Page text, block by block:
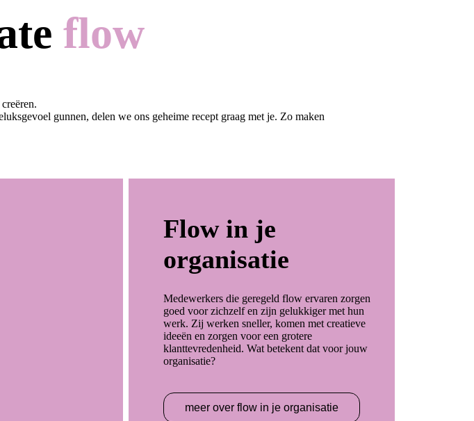
flow
gunnen, delen we ons geheime recept graag met je. Zo maken
Flow in je
organisatie
Medewerkers die geregeld flow ervaren zorgen
goed voor zichzelf en zijn gelukkiger met hun
werk. Zij werken sneller, komen met creatieve
ideeën en zorgen voor een grotere
klanttevredenheid. Wat betekent dat voor jouw
organisatie?
meer over flow in je organisatie